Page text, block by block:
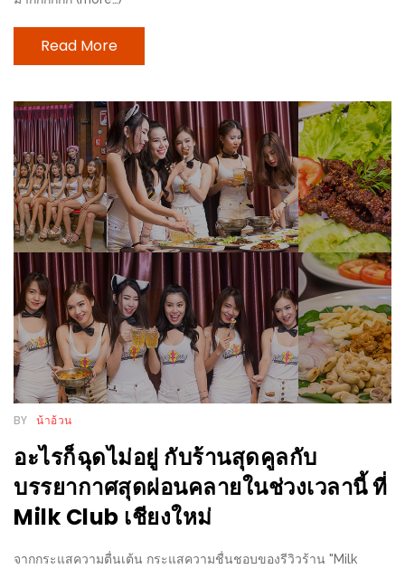
ไฟ
อุ่นๆ
มาร์ช
เมล
โล่
พร้อม
ชิม
และ
ช้อป
ที่
เดียว
ครบ
ที่
งาน
LEO
PINGFAI
FESTIVAL
3
อาหาร
Read More
BY น้าอ้วน
อะไรก็ฉุดไม่อยู่ กับร้านสุดคูลกับ
บรรยากาศสุดผ่อนคลายในช่วงเวลานี้ ที่
Milk Club เชียงใหม่
จากกระแสความตื่นเต้น กระแสความชื่นชอบของรีวิวร้าน "Milk